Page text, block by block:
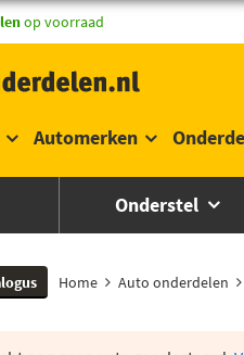
in huis *
op voorraad
Automerken
Onderstel
Home Auto onderdelen